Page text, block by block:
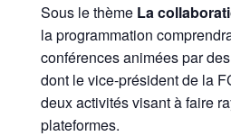
Sous le thème La
la programmation
conférences animées par
dont le vice-président de la
deux activités visant à faire
plateformes.